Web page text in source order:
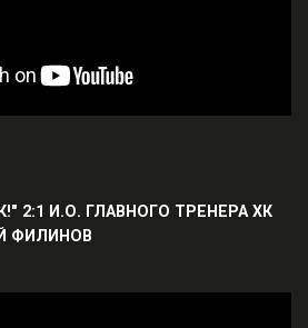
2:1 И.О. ГЛАВНОГО ТРЕНЕРА ХК
ФИЛИНОВ